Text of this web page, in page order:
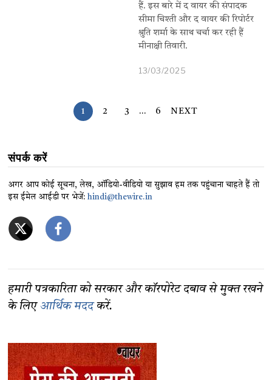
हैं. इस बारे में द वायर की संपादक
सीमा चिश्ती और द वायर की रिपोर्टर
श्रुति शर्मा के साथ चर्चा कर रही हैं
मीनाक्षी तिवारी.
13/03/2025
1 2 3 … 6 NEXT
संपर्क करें
अगर आप कोई सूचना, लेख, ऑडियो-वीडियो या सुझाव हम तक पहुंचाना चाहते हैं तो
इस ईमेल आईडी पर भेजें:hindi@thewire.in
हमारी पत्रकारिता को सरकार और कॉरपोरेट दबाव से मुक्त रखने
के लिए आर्थिक मददकरें.